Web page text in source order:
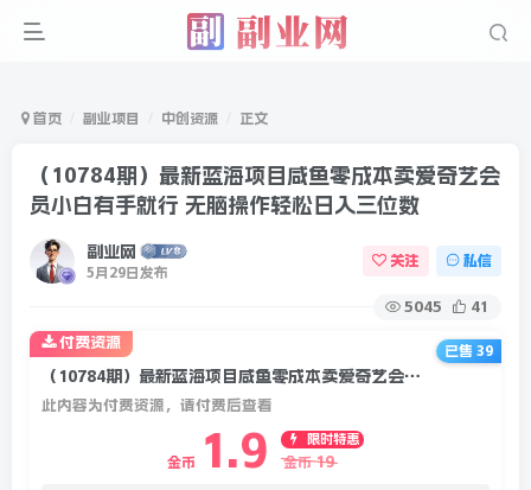
首页 副业项目 中创资源 正文
（10784期）最新蓝海项目咸鱼零成本卖爱奇艺会
员小白有手就行 无脑操作轻松日入三位数
副业网
5月29日发布
关注 私信
5045 41
（10784期）最新蓝海项目咸鱼零成本卖爱奇艺会员小白有手就行 无脑操作轻松日入三位数
此内容为付费资源，请付费后查看
金币 1.9
限时特惠
金币 19
付费资源
已售 39